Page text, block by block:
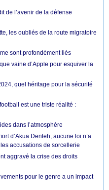
de l’avenir de la défense
les oubliés de la route migratoire
sont profondément liés
vaine d’Apple pour esquiver la
quel héritage pour la sécurité
est une triste réalité :
dans l’atmosphère
d’Akua Denteh, aucune loi n’a
accusations de sorcellerie
aggravé la crise des droits
pour le genre a un impact